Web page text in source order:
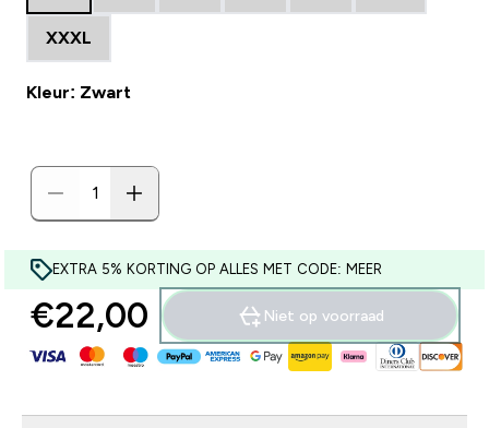
XXXL
Kleur: Zwart
EXTRA 5% KORTING OP ALLES MET CODE: MEER
€22,00‎ Niet op voorraad